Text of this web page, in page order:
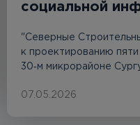
социальной
"Северные
к проектированию
30‑м микрорайоне
07.05.2026